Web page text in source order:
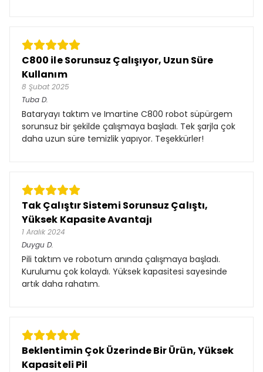
C800 ile Sorunsuz Çalışıyor, Uzun Süre
Kullanım
8 Şubat 2025
Tuba D.
Bataryayı taktım ve Imartine C800 robot süpürgem
sorunsuz bir şekilde çalışmaya başladı. Tek şarjla çok
daha uzun süre temizlik yapıyor. Teşekkürler!
Tak Çalıştır Sistemi Sorunsuz Çalıştı,
Yüksek Kapasite Avantajı
1 Aralık 2024
Duygu D.
Pili taktım ve robotum anında çalışmaya başladı.
Kurulumu çok kolaydı. Yüksek kapasitesi sayesinde
artık daha rahatım.
Beklentimin Çok Üzerinde Bir Ürün, Yüksek
Kapasiteli Pil